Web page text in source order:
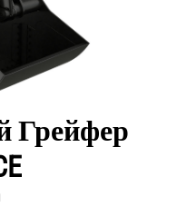
Грейфер